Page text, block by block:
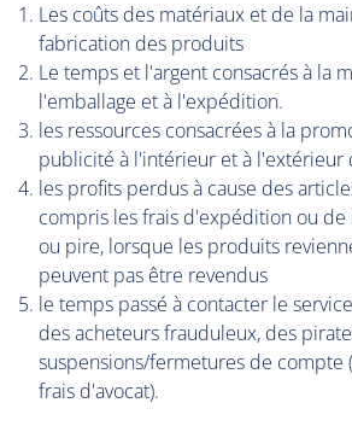
Les coûts des matériaux et de la
fabrication des produits
Le temps et l'argent consacrés à la
l'emballage et à l'expédition.
les ressources consacrées à la
publicité à l'intérieur et à l'extérieur
les profits perdus à cause des
compris les frais d'expédition ou
ou pire, lorsque les produits
peuvent pas être revendus
le temps passé à contacter le
des acheteurs frauduleux, des
suspensions/fermetures de compte
frais d'avocat).